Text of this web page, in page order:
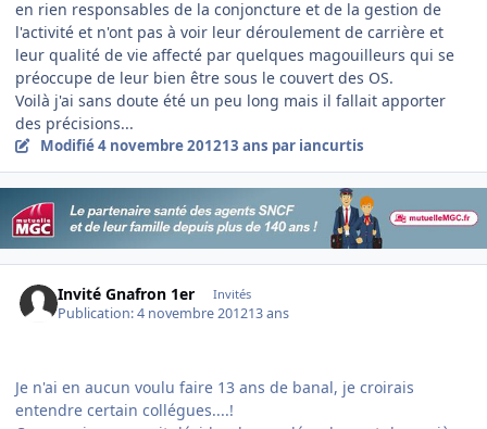
en rien responsables de la conjoncture et de la gestion de
l'activité et n'ont pas à voir leur déroulement de carrière et
leur qualité de vie affecté par quelques magouilleurs qui se
préoccupe de leur bien être sous le couvert des OS.
Voilà j'ai sans doute été un peu long mais il fallait apporter
des précisions...
Modifié4 novembre 201213 ans par iancurtis
Invité Gnafron 1er Invités
Publication:4 novembre 201213 ans
Je n'ai en aucun voulu faire 13 ans de banal, je croirais
entendre certain collégues....!